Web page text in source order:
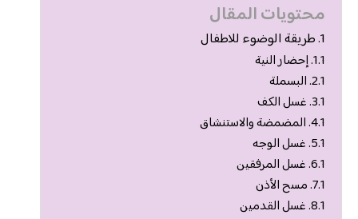
محتويات المقال
طريقة الوضوء للاطفال
إحضار النية
البسملة
غسل الكف
المضمضة والاستنشاق
غسل الوجه
غسل المرفقين
مسح الأذن
غسل القدمين